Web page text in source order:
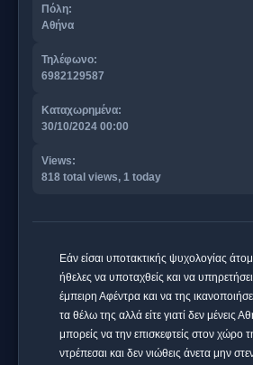
Πόλη:
Αθήνα
Τηλέφωνο:
6982129587
Καταχωρημένα:
30/10/2024 00:00
Views:
818 total views, 1 today
Εάν είσαι υποτακτικής ψυχολογίας
ήθελες να υποταχθείς και να
έμπειρη Αφέντρα και να της
τα θέλω της αλλά είτε γιατί δεν μένεις
μπορείς να την επισκεφτείς στον χώρο
ντρέπεσαι και δεν νιώθεις άνετα μην